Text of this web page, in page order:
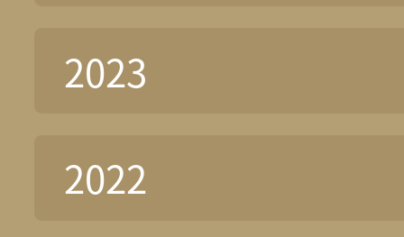
2023
2022